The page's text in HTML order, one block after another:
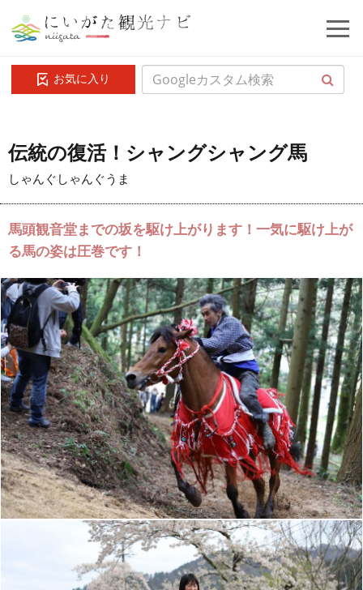
お気に入り
伝統の復活！シャングシャング馬
しゃんぐしゃんぐうま
馬頭観音堂までの坂を駆け上がります！一気に駆け上が
る馬の姿は圧巻です！